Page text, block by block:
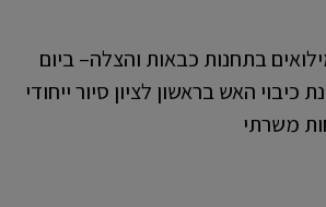
בתחנות כבאות והצלה– ביום
כיבוי האש בראשון לציון סיור ייחודי
משרתי